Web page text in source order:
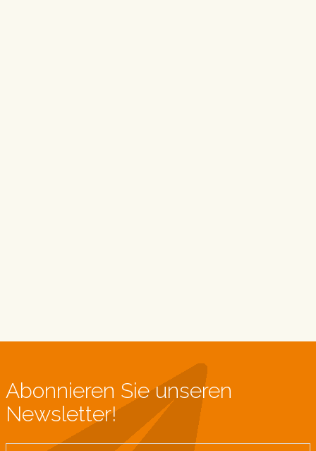
Abonnieren Sie unseren
Newsletter!